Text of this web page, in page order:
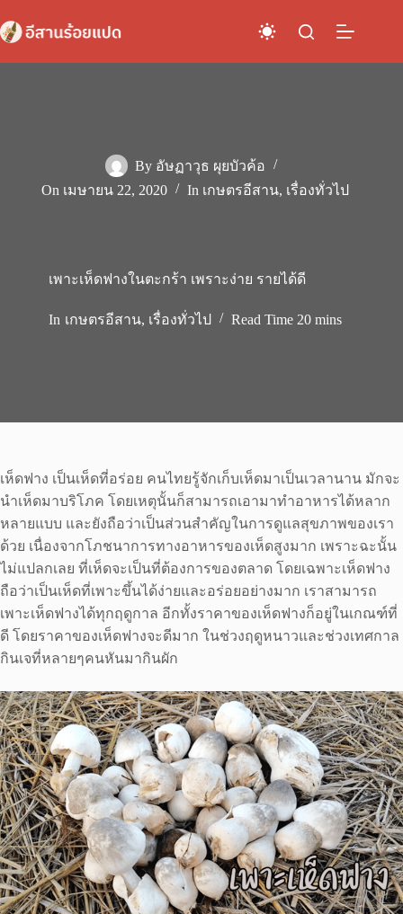
to
content
By อัษฏาวุธ ผุยบัวค้อ
On เมษายน 22, 2020 In เกษตรอีสาน, เรื่องทั่วไป
เพาะเห็ดฟางในตะกร้า เพราะง่าย รายได้ดี
In เกษตรอีสาน, เรื่องทั่วไป Read Time 20 mins
เห็ดฟาง เป็นเห็ดที่อร่อย คนไทยรู้จักเก็บเห็ดมาเป็นเวลานาน มักจะ
นำเห็ดมาบริโภค โดยเหตุนั้นก็สามารถเอามาทำอาหารได้หลาก
หลายแบบ และยังถือว่าเป็นส่วนสำคัญในการดูแลสุขภาพของเรา
ด้วย เนื่องจากโภชนาการทางอาหารของเห็ดสูงมาก เพราะฉะนั้น
ไม่แปลกเลย ที่เห็ดจะเป็นที่ต้องการของตลาด โดยเฉพาะเห็ดฟาง
ถือว่าเป็นเห็ดที่เพาะขึ้นได้ง่ายและอร่อยอย่างมาก เราสามารถ
เพาะเห็ดฟางได้ทุกฤดูกาล อีกทั้งราคาของเห็ดฟางก็อยู่ในเกณฑ์ที่
ดี โดยราคาของเห็ดฟางจะดีมาก ในช่วงฤดูหนาวและช่วงเทศกาล
กินเจที่หลายๆคนหันมากินผัก